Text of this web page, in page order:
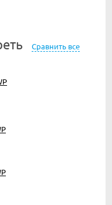
Сравнить все